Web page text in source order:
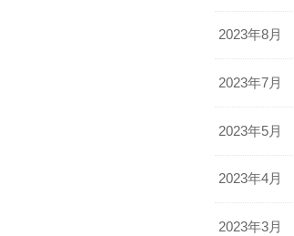
2023年8月
2023年7月
2023年5月
2023年4月
2023年3月